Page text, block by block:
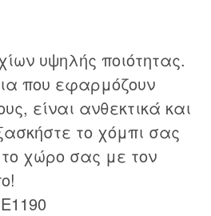
υψηλής ποιότητας.
που εφαρμόζουν
είναι ανθεκτικά και
το χόμπι σας
χώρο σας με τον